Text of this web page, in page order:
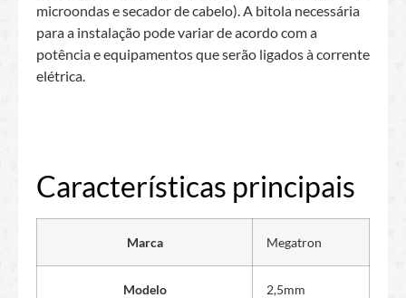
microondas e secador de cabelo). A bitola necessária
para a instalação pode variar de acordo com a
potência e equipamentos que serão ligados à corrente
elétrica.
Características principais
Marca Megatron
Modelo 2,5mm